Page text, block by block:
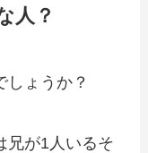
人？
しょうか？
兄が1人いるそ